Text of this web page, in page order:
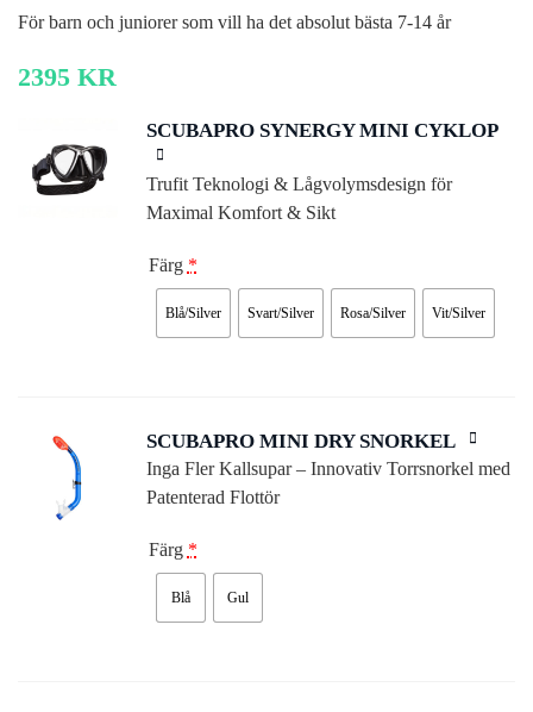
För barn och juniorer som vill ha det absolut bästa 7-14 år
2395 KR
SCUBAPRO SYNERGY MINI CYKLOP
Trufit Teknologi & Lågvolymsdesign för
Maximal Komfort & Sikt
Färg *
Blå/Silver Svart/Silver Rosa/Silver Vit/Silver
SCUBAPRO MINI DRY SNORKEL
Inga Fler Kallsupar – Innovativ Torrsnorkel med
Patenterad Flottör
Färg *
Blå Gul